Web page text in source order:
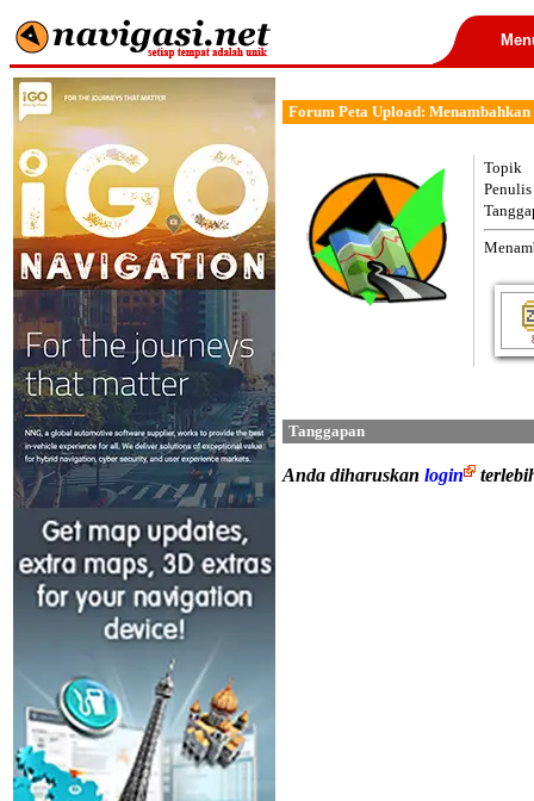
Forum Peta Upload:
Topik
Penulis
Tanggapan
Anda diharuskan login